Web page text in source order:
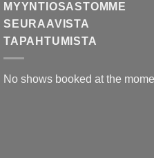
MYYNTIOSASTOMME
SEURAAVISTA
TAPAHTUMISTA
No shows booked at the